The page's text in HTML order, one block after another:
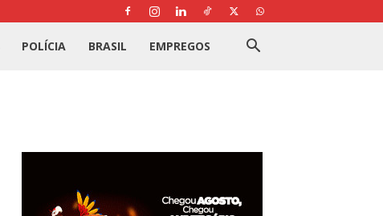
POLÍCIA BRASIL EMPREGOS